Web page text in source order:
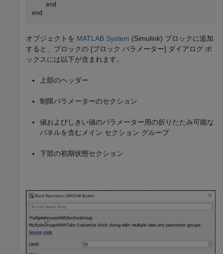
end
end
オブジェクトを MATLAB System (Simulink) ブロックに追加
すると、ブロックの [ブロック パラメーター] ダイアログ ボ
ックスには以下が含まれます。
上部のヘッダー
制限パラメーターのセクション
値およびしきい値のパラメーター用の折りたたみ可能な
パネルを含むメイン セクション グループ
下部の初期状態セクション